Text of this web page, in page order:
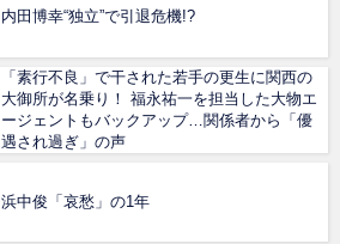
内田博幸“独立”で引退危機!?
「素行不良」で干された若手の更生に関西の
大御所が名乗り！ 福永祐一を担当した大物エ
ージェントもバックアップ…関係者から「優
遇され過ぎ」の声
浜中俊「哀愁」の1年